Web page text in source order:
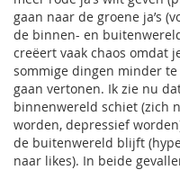
gaan naar de groene ja’s
de binnen- en
creëert vaak chaos omdat
sommige dingen minder
gaan vertonen. Ik zie nu
binnenwereld schiet (zich
worden, depressief
de buitenwereld blijft
naar likes). In beide